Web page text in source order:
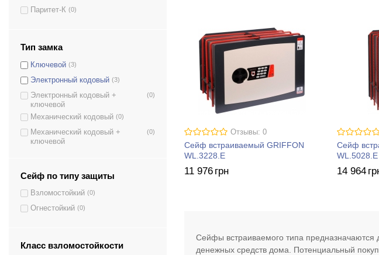
Паритет-К (0)
Тип замка
Ключевой (3)
Электронный кодовый (3)
Электронный кодовый +
ключевой
(0)
Механический кодовый (0)
Механический кодовый +
ключевой
(0)
Сейф по типу защиты
Взломостойкий (0)
Огнестойкий (0)
Класс взломостойкости
Отзывы: 0
Сейф встраиваемый GRIFFON
WL.3228.E
11 976 грн
Сейф
WL.5028.E
14 964
Сейфы встраиваемого типа предназначаются
денежных средств дома. Потенциальный